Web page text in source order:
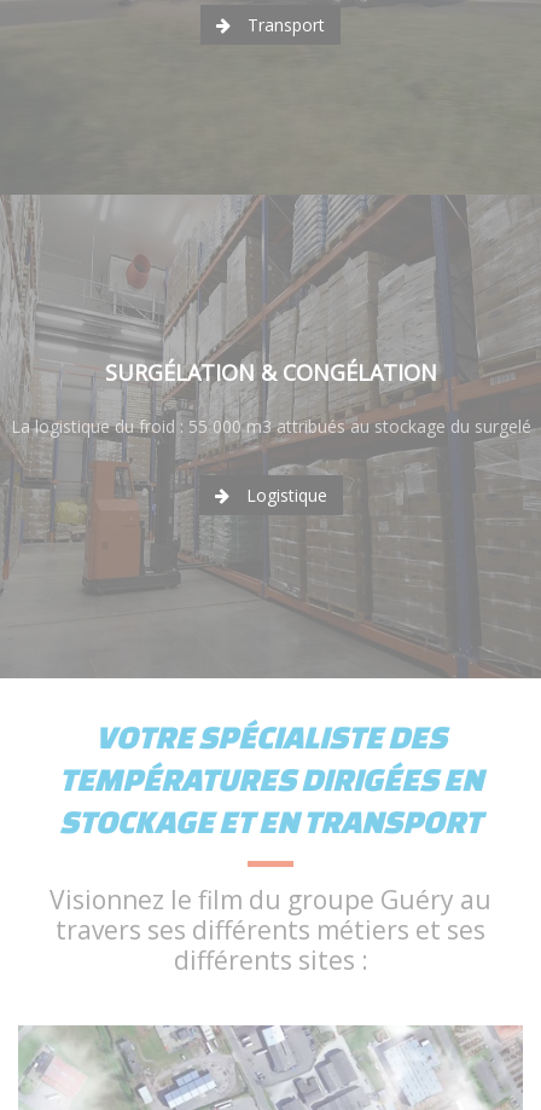
Transport
SURGÉLATION & CONGÉLATION
La logistique du froid : 55 000 m3 attribués au stockage du surgelé
Logistique
VOTRE SPÉCIALISTE DES
TEMPÉRATURES DIRIGÉES EN
STOCKAGE ET EN TRANSPORT
Visionnez le film du groupe Guéry au
travers ses différents métiers et ses
différents sites :